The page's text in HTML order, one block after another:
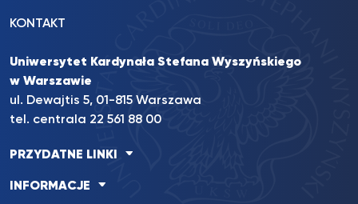
KONTAKT
Uniwersytet Kardynała Stefana Wyszyńskiego
w Warszawie
ul. Dewajtis 5, 01-815 Warszawa
tel. centrala 22 561 88 00
PRZYDATNE LINKI
INFORMACJE